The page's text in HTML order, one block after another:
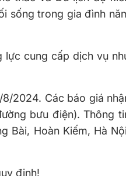
sống trong gia đình
lực cung cấp dịch vụ
2024. Các báo giá
bưu điện). Thông
Bài, Hoàn Kiếm, Hà
định!